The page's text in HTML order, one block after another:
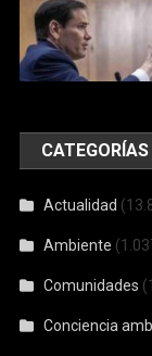
CATEGORÍAS
Actualidad
Ambiente
Comunidades
Conciencia